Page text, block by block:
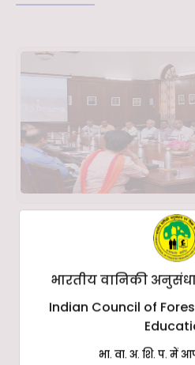
भारतीय वानिकी
Indian Council of
भा. वा. अ. शि. प. में